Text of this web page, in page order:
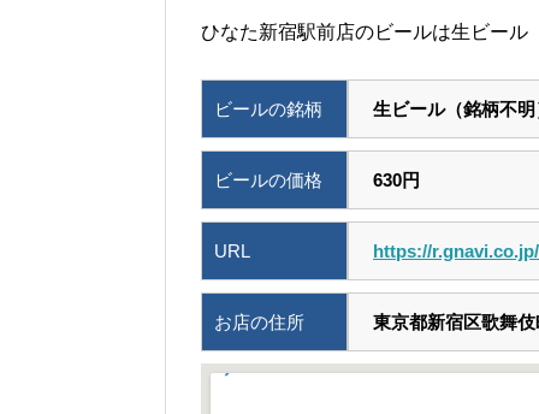
ひなた新宿駅前店のビールは生ビール
ビールの銘柄 生ビール（銘柄不明
ビールの価格 630円
URL https://
お店の住所 東京都新宿区歌舞